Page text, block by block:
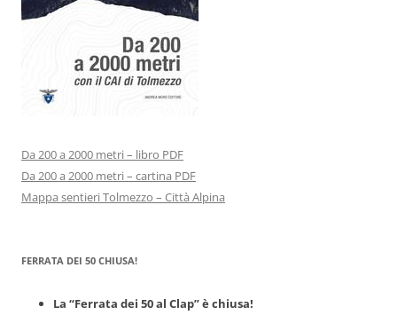
Da 200 a 2000 metri – libro PDF
Da 200 a 2000 metri – cartina PDF
Mappa sentieri Tolmezzo – Città Alpina
FERRATA DEI 50 CHIUSA!
La “Ferrata dei 50 al Clap” è chiusa!